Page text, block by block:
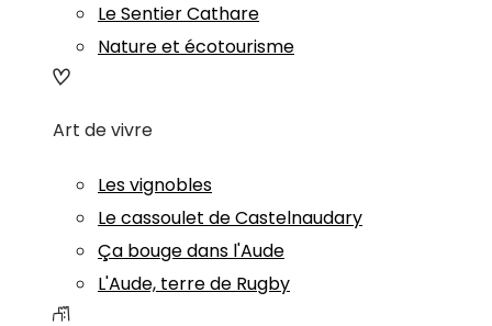
Le Sentier Cathare
Nature et écotourisme
Art de vivre
Les vignobles
Le cassoulet de Castelnaudary
Ça bouge dans l'Aude
L'Aude, terre de Rugby